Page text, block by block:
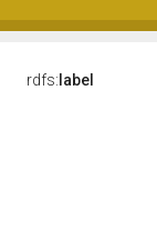
rdfs: label